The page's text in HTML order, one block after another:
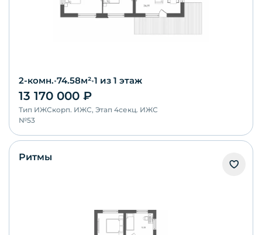
2-комн.•74.58м²•1 из 1 этаж
13 170 000 ₽
Тип ИЖСкорп. ИЖС, Этап 4секц. ИЖС
№53
Ритмы